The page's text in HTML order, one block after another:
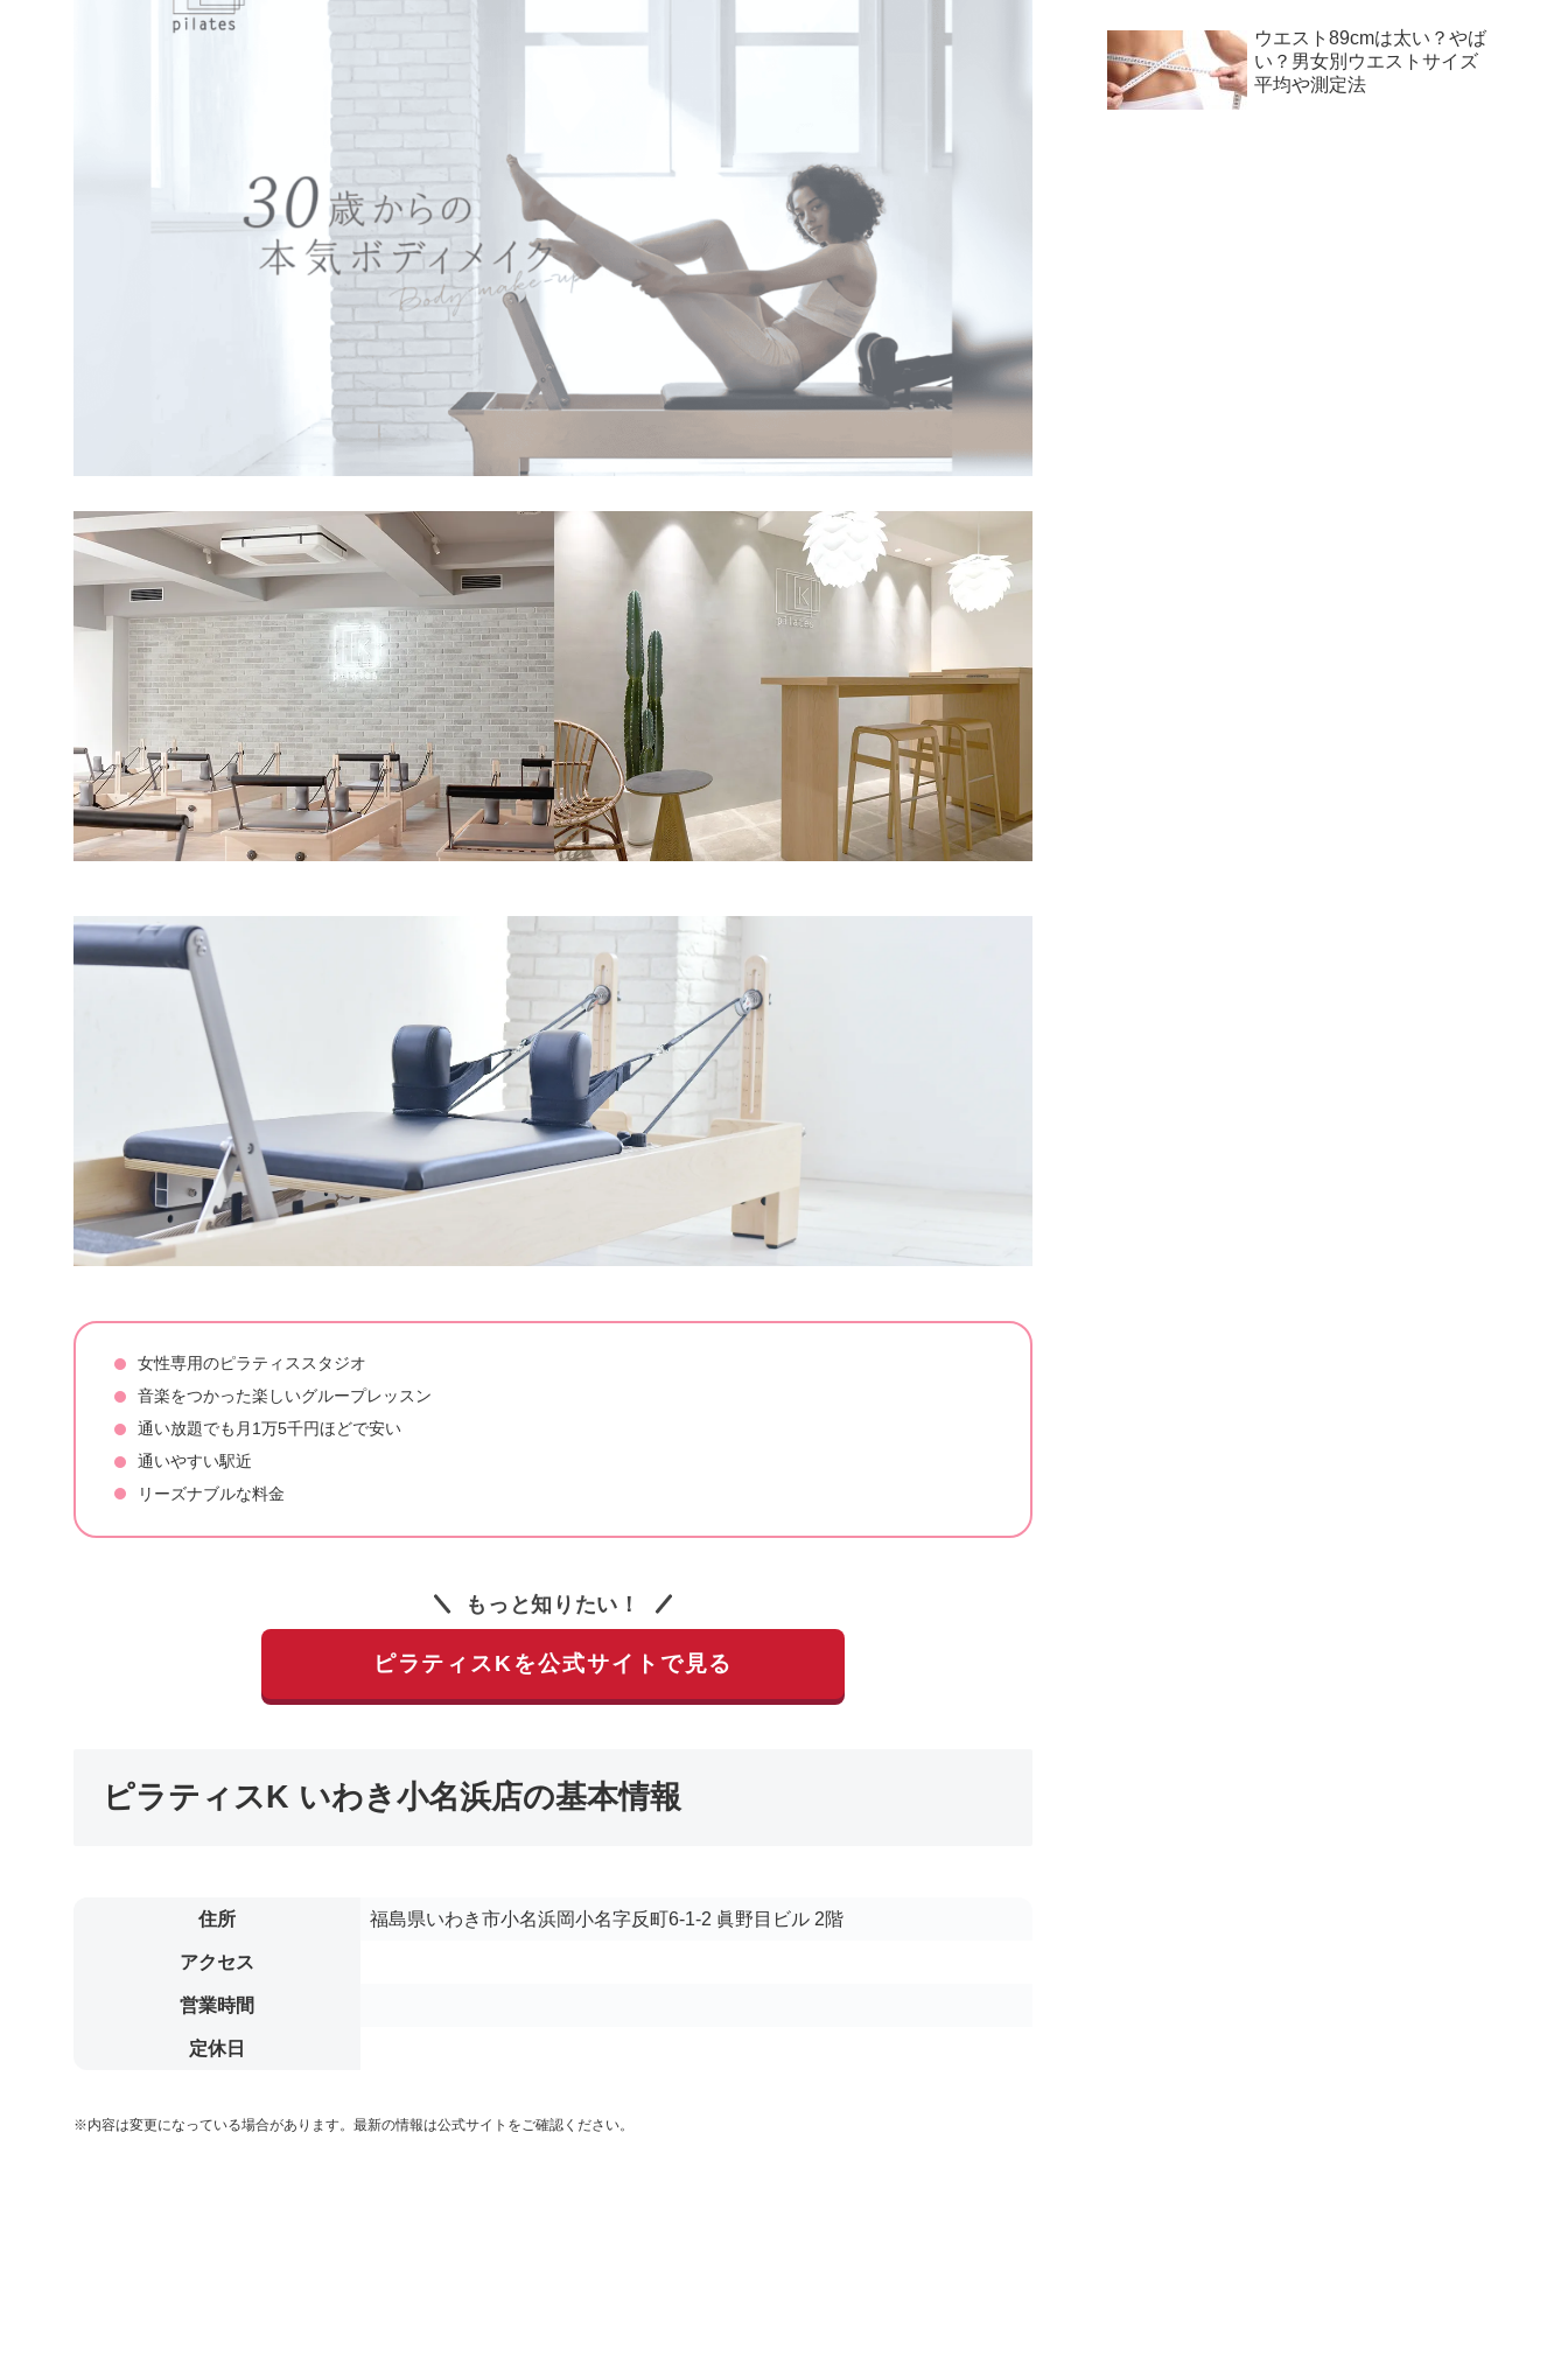
女性専用のピラティススタジオ
音楽をつかった楽しいグループレッスン
通い放題でも月1万5千円ほどで安い
通いやすい駅近
リーズナブルな料金
もっと知りたい！
ピラティスKを公式サイトで見る
ピラティスK いわき小名浜店の基本情報
住所 福島県いわき市小名浜岡小名字反町6-1-2 眞野目ビル 2階
アクセス
営業時間
定休日
※内容は変更になっている場合があります。最新の情報は公式サイトをご確認ください。
ウエスト89cmは太い？やば
い？男女別ウエストサイズ
平均や測定法